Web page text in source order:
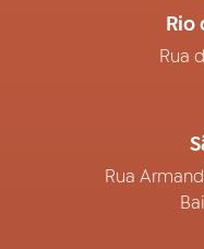
Rio
Rua
Rua